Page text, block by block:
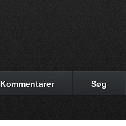
Kommentarer Søg